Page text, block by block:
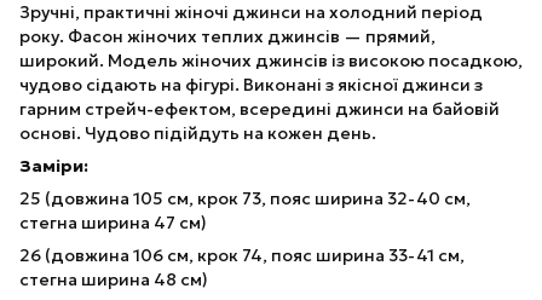
Зручні, практичні жіночі джинси на холодний період
року. Фасон жіночих теплих джинсів — прямий,
широкий. Модель жіночих джинсів із високою посадкою,
чудово сідають на фігурі. Виконані з якісної джинси з
гарним стрейч-ефектом, всередині джинси на байовій
основі. Чудово підійдуть на кожен день.
Заміри:
25 (довжина 105 см, крок 73, пояс ширина 32-40 см,
стегна ширина 47 см)
26 (довжина 106 см, крок 74, пояс ширина 33-41 см,
стегна ширина 48 см)